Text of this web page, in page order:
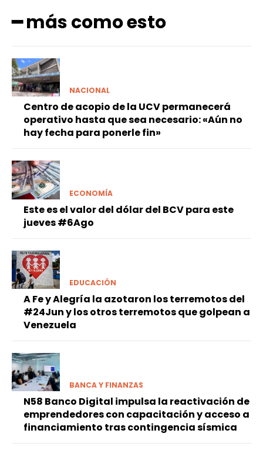
━ más como esto
NACIONAL
Centro de acopio de la UCV permanecerá
operativo hasta que sea necesario: «Aún no
hay fecha para ponerle fin»
ECONOMÍA
Este es el valor del dólar del BCV para este
jueves #6Ago
EDUCACIÓN
A Fe y Alegría la azotaron los terremotos del
#24Jun y los otros terremotos que golpean a
Venezuela
BANCA Y FINANZAS
N58 Banco Digital impulsa la reactivación de
emprendedores con capacitación y acceso a
financiamiento tras contingencia sísmica